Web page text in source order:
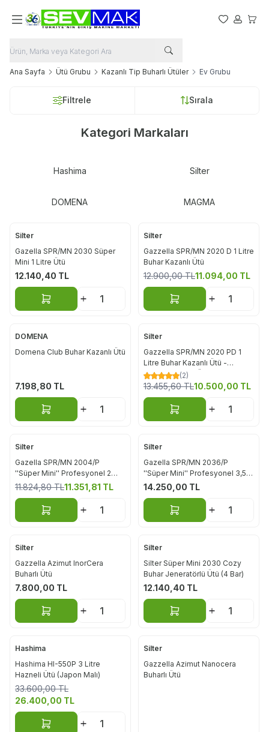
Favorilerim
Hesabım
Ana Sayfa Ütü Grubu Kazanlı Tip Buharlı Ütüler Ev Grubu
Filtrele Sırala
Kategori Markaları
Hashima Silter
DOMENA MAGMA
Silter
Gazella SPR/MN 2030 Süper
Mini 1 Litre Ütü
12.140,40 TL
Sepete Ekle
%14
Silter
Gazzella SPR/MN 2020 D 1 Litre
Buhar Kazanlı Ütü
12.900,00TL11.094,00 TL
Sepete Ekle
DOMENA
Domena Club Buhar Kazanlı Ütü
7.198,80 TL
Sepete Ekle
%22
Silter
Gazzella SPR/MN 2020 PD 1
Litre Buhar Kazanlı Ütü -
Profesyonel El Ütülü
(2)
13.455,60TL10.500,00 TL
Sepete Ekle
%4
Silter
Gazella SPR/MN 2004/P
''Süper Mini'' Profesyonel 2
Litre
11.824,80TL11.351,81 TL
Sepete Ekle
Silter
Gazella SPR/MN 2036/P
''Süper Mini'' Profesyonel 3,5
Litre
14.250,00 TL
Sepete Ekle
Silter
Gazzella Azimut InorCera
Buharlı Ütü
7.800,00 TL
Sepete Ekle
Silter
Silter Süper Mini 2030 Cozy
Buhar Jeneratörlü Ütü (4 Bar)
12.140,40 TL
Sepete Ekle
Yeni
%21
Hashima
Hashima HI-550P 3 Litre
Hazneli Ütü (Japon Malı)
33.600,00TL
26.400,00 TL
Sepete Ekle
Silter
Gazzella Azimut Nanocera
Buharlı Ütü